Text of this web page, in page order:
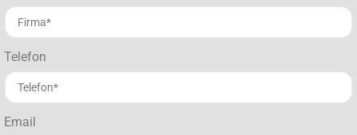
Telefon
Email